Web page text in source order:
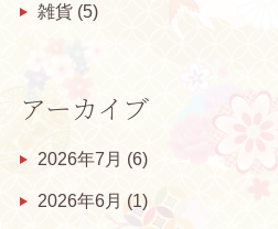
雑貨(5)
アーカイブ
2026年7月 (6)
2026年6月 (1)